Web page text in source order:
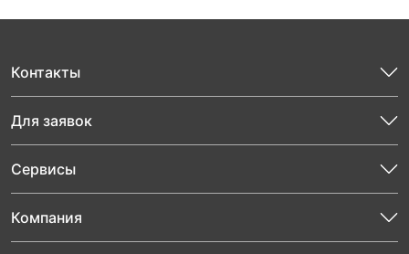
Контакты
Для заявок
Сервисы
Компания